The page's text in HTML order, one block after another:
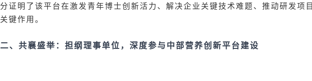
分证明了该平台在激发青年博士创新活力、解决企业关键技术难题、推动研发项
关键作用。
二、共襄盛举：担纲理事单位，深度参与中部营养创新平台建设